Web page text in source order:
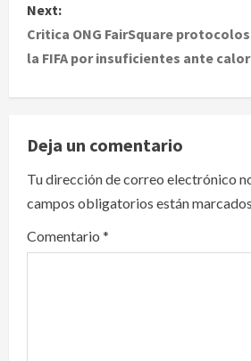
t
n
a
v
i
g
a
Next:
Critica ONG FairSquare
la FIFA por insuficientes ante calor
Deja un comentario
Tu dirección de correo electrónico
campos obligatorios están
Comentario *